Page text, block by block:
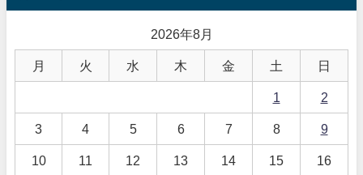
2026年8月
月 火 水 木 金 土 日
1 2
3 4 5 6 7 8 9
10 11 12 13 14 15 16